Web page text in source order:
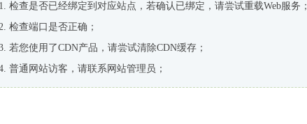
检查是否已经绑定到对应站点，若确认已绑定，请尝试重载Web服务；
检查端口是否正确；
若您使用了CDN产品，请尝试清除CDN缓存；
普通网站访客，请联系网站管理员；